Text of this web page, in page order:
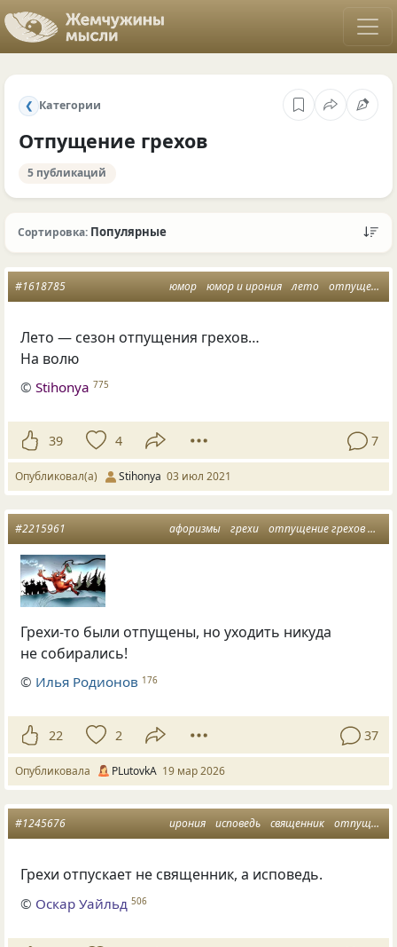
❮ Категории
Отпущение грехов
5 публикаций
Сортировка: Популярные
юмор юмор и ирония лето отпущение грехов
#1618785
Лето — сезон отпущения грехов…
На волю
©Stihonya 775
39 4 7
Опубликовал(а) Stihonya 03 июл 2021
афоризмы грехи отпущение грехов
#2215961
Грехи-то были отпущены, но уходить никуда
не собирались!
© Илья Родионов 176
22 2 37
Опубликовала PLutоvkА 19 мар 2026
ирония исповедь священник отпущение грехов
#1245676
Грехи отпускает не священник, а исповедь.
© Оскар Уайльд 506